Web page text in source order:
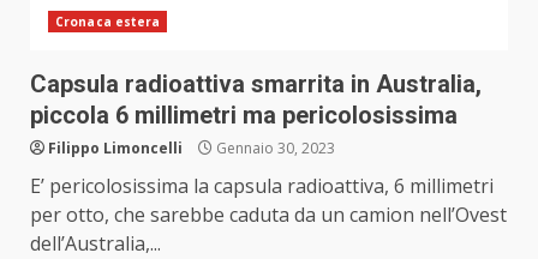
Cronaca estera
Capsula radioattiva smarrita in Australia,
piccola 6 millimetri ma pericolosissima
Filippo Limoncelli Gennaio 30, 2023
E’ pericolosissima la capsula radioattiva, 6 millimetri
per otto, che sarebbe caduta da un camion nell’Ovest
dell’Australia,...